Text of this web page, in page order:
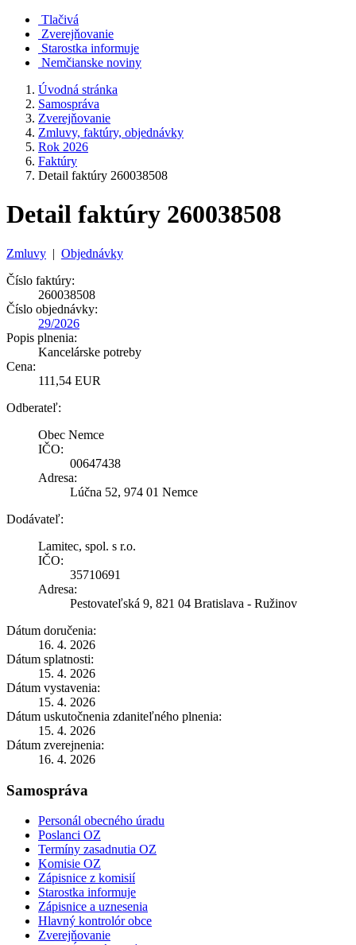
Tlačivá
Zverejňovanie
Starostka informuje
Nemčianske noviny
Úvodná stránka
Samospráva
Zverejňovanie
Zmluvy, faktúry, objednávky
Rok 2026
Faktúry
Detail faktúry 260038508
Detail faktúry 260038508
Zmluvy | Objednávky
Číslo faktúry:
260038508
Číslo objednávky:
29/2026
Popis plnenia:
Kancelárske potreby
Cena:
111,54 EUR
Odberateľ:
Obec Nemce
IČO:
00647438
Adresa:
Lúčna 52, 974 01 Nemce
Dodávateľ:
Lamitec, spol. s r.o.
IČO:
35710691
Adresa:
Pestovateľská 9, 821 04 Bratislava - Ružinov
Dátum doručenia:
16. 4. 2026
Dátum splatnosti:
15. 4. 2026
Dátum vystavenia:
15. 4. 2026
Dátum uskutočnenia zdaniteľného plnenia:
15. 4. 2026
Dátum zverejnenia:
16. 4. 2026
Samospráva
Personál obecného úradu
Poslanci OZ
Termíny zasadnutia OZ
Komisie OZ
Zápisnice z komisií
Starostka informuje
Zápisnice a uznesenia
Hlavný kontrolór obce
Zverejňovanie